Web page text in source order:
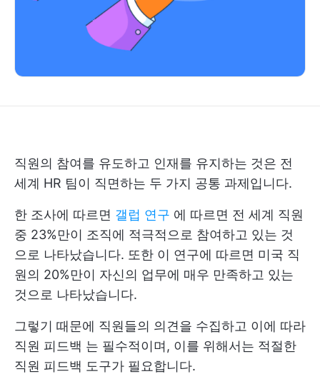
직원의 참여를 유도하고 인재를 유지하는 것은 전
세계 HR 팀이 직면하는 두 가지 공통 과제입니다.
한 조사에 따르면 갤럽 연구 에 따르면 전 세계 직원
중 23%만이 조직에 적극적으로 참여하고 있는 것
으로 나타났습니다. 또한 이 연구에 따르면 미국 직
원의 20%만이 자신의 업무에 매우 만족하고 있는
것으로 나타났습니다.
그렇기 때문에 직원들의 의견을 수집하고 이에 따라
직원 피드백 는 필수적이며, 이를 위해서는 적절한
직원 피드백 도구가 필요합니다.